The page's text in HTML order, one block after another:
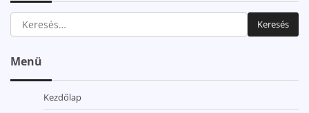
Keresés:
Menü
Kezdőlap